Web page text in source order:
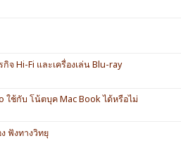
จ Hi-Fi และเครื่องเล่น Blu-ray
ใช้กับ โน้ตบุค Mac Book ได้หรือไม่
ฟังทางวิทยุ